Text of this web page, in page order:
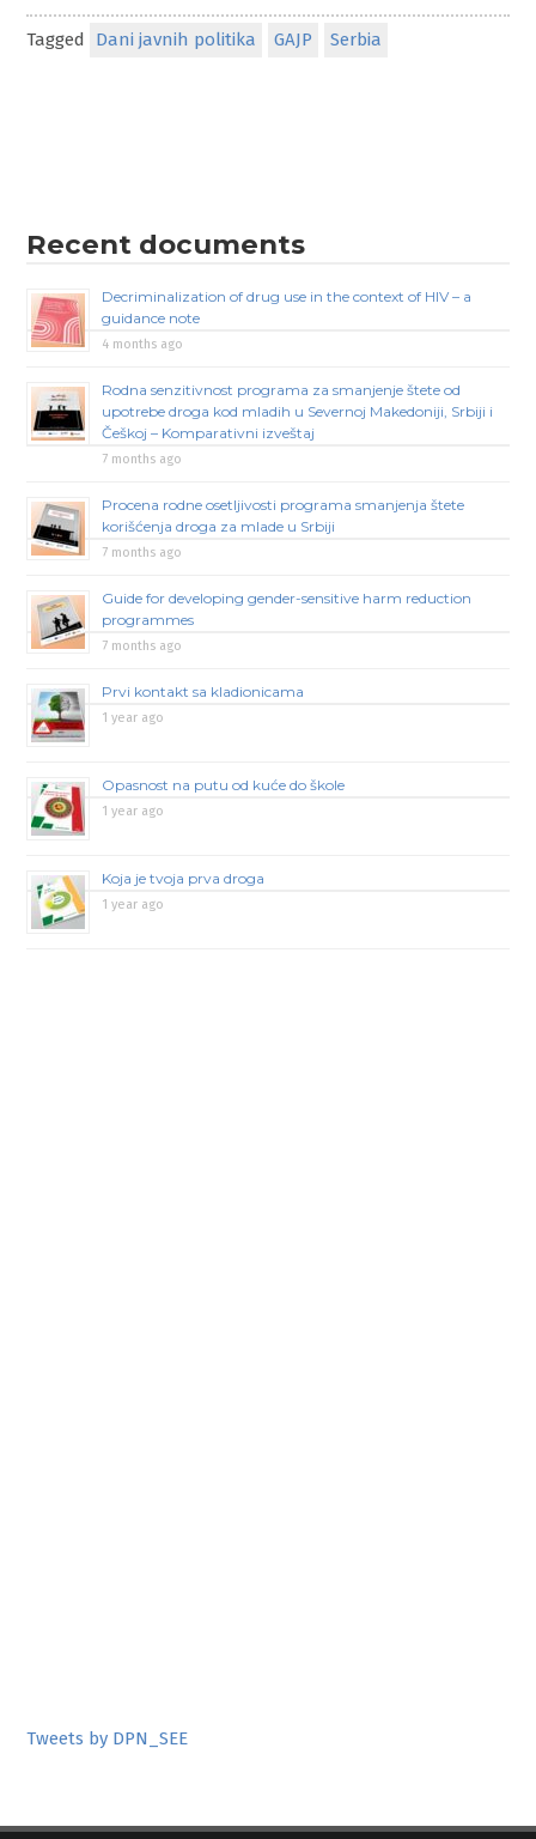
Tagged Dani javnih politika GAJP Serbia
Recent documents
Decriminalization of drug use in the context of HIV – a
guidance note
4 months ago
Rodna senzitivnost programa za smanjenje štete od
upotrebe droga kod mladih u Severnoj Makedoniji, Srbiji i
Češkoj – Komparativni izveštaj
7 months ago
Procena rodne osetljivosti programa smanjenja štete
korišćenja droga za mlade u Srbiji
7 months ago
Guide for developing gender-sensitive harm reduction
programmes
7 months ago
Prvi kontakt sa kladionicama
1 year ago
Opasnost na putu od kuće do škole
1 year ago
Koja je tvoja prva droga
1 year ago
Tweets by DPN_SEE